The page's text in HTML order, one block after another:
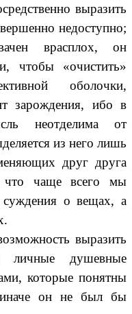
выразить
недоступно;
врасплох, он
чтобы «очистить»
оболочки,
зарождения, ибо в
неотделима от
из него лишь
друг друга
что чаще всего мы
о вещах, а
выразить
личные душевные
которые понятны
он не был бы